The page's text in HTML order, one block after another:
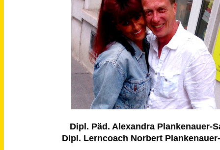
Dipl. Päd. Alexandra Plankenauer-
Dipl. Lerncoach Norbert